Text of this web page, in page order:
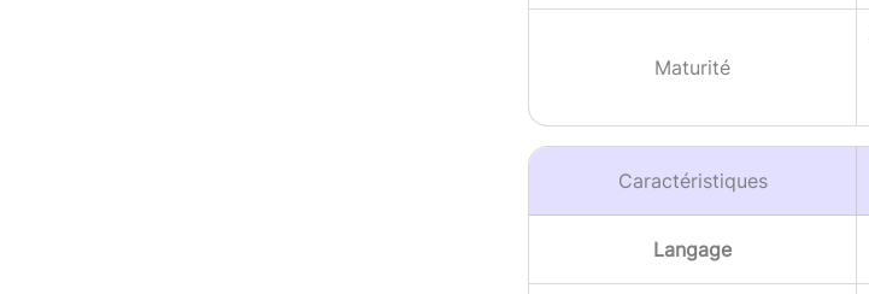
Maturité
Caractéristiques
Langage